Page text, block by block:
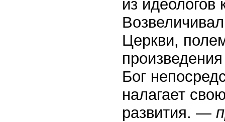
из
Церкви,
Бог
налагает
развития. —